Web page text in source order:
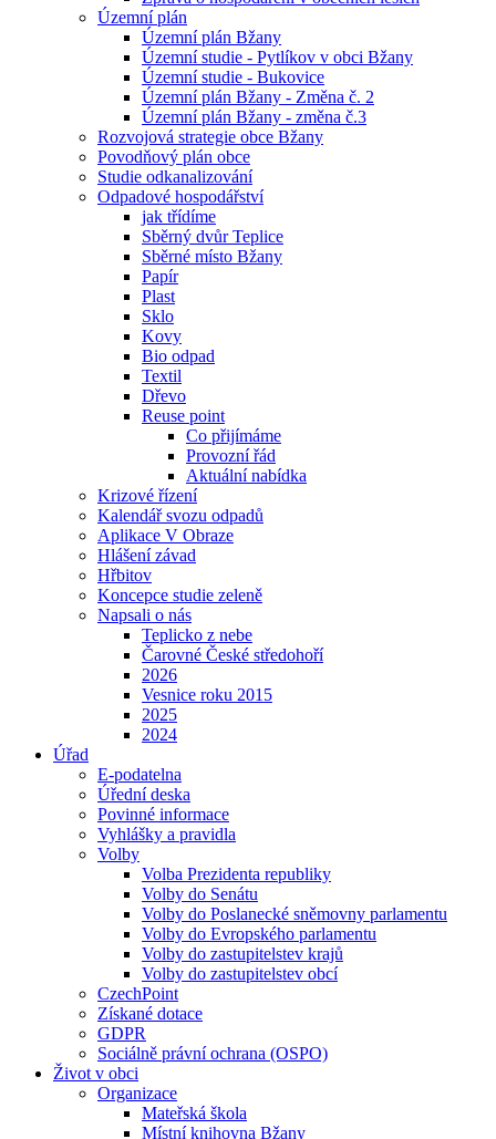
Územní plán
Územní plán Bžany
Územní studie - Pytlíkov v obci Bžany
Územní studie - Bukovice
Územní plán Bžany - Změna č. 2
Územní plán Bžany - změna č.3
Rozvojová strategie obce Bžany
Povodňový plán obce
Studie odkanalizování
Odpadové hospodářství
jak třídíme
Sběrný dvůr Teplice
Sběrné místo Bžany
Papír
Plast
Sklo
Kovy
Bio odpad
Textil
Dřevo
Reuse point
Co přijímáme
Provozní řád
Aktuální nabídka
Krizové řízení
Kalendář svozu odpadů
Aplikace V Obraze
Hlášení závad
Hřbitov
Koncepce studie zeleně
Napsali o nás
Teplicko z nebe
Čarovné České středohoří
2026
Vesnice roku 2015
2025
2024
Úřad
E-podatelna
Úřední deska
Povinné informace
Vyhlášky a pravidla
Volby
Volba Prezidenta republiky
Volby do Senátu
Volby do Poslanecké sněmovny parlamentu
Volby do Evropského parlamentu
Volby do zastupitelstev krajů
Volby do zastupitelstev obcí
CzechPoint
Získané dotace
GDPR
Sociálně právní ochrana (OSPO)
Život v obci
Organizace
Mateřská škola
Místní knihovna Bžany